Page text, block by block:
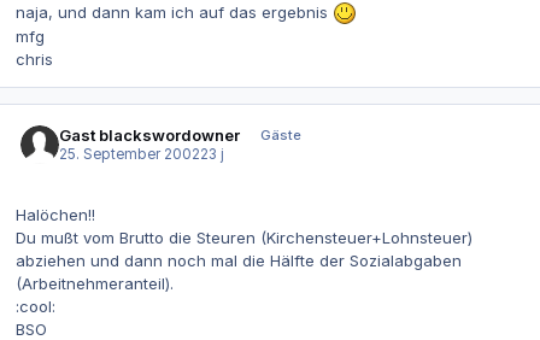
naja, und dann kam ich auf das ergebnis
mfg
chris
Gast blackswordowner
Gäste
25. September 200223 j
Halöchen!!
Du mußt vom Brutto die Steuren (Kirchensteuer+Lohnsteuer)
abziehen und dann noch mal die Hälfte der Sozialabgaben
(Arbeitnehmeranteil).
:cool:
BSO